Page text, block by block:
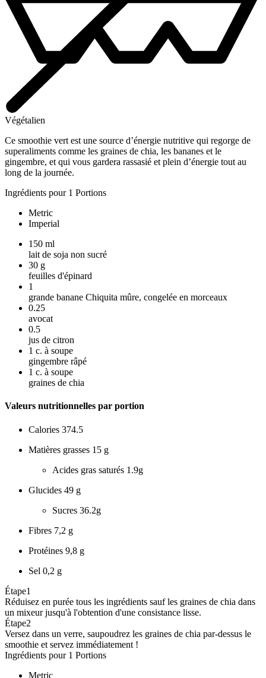
Végétalien
Ce smoothie vert est une source d’énergie nutritive qui regorge de
superaliments comme les graines de chia, les bananes et le
gingembre, et qui vous gardera rassasié et plein d’énergie tout au
long de la journée.
Ingrédients pour 1 Portions
Metric
Imperial
150 ml
lait de soja non sucré
30 g
feuilles d'épinard
1
grande banane Chiquita mûre, congelée en morceaux
0.25
avocat
0.5
jus de citron
1 c. à soupe
gingembre râpé
1 c. à soupe
graines de chia
Valeurs nutritionnelles par portion
Calories 374.5
Matières grasses 15 g
Acides gras saturés 1.9g
Glucides 49 g
Sucres 36.2g
Fibres 7,2 g
Protéines 9,8 g
Sel 0,2 g
Étape1
Réduisez en purée tous les ingrédients sauf les graines de chia dans
un mixeur jusqu'à l'obtention d'une consistance lisse.
Étape2
Versez dans un verre, saupoudrez les graines de chia par-dessus le
smoothie et servez immédiatement !
Ingrédients pour 1 Portions
Metric